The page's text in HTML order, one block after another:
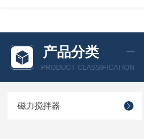
产品分类
PRODUCT CLASSIFICATION
磁力搅拌器